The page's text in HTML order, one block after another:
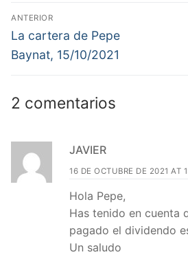
Navegación
de
entradas
ANTERIOR
Entrada
anterior:
La cartera de Pepe
Baynat, 15/10/2021
2 comentarios
JAVIER
16 DE OCTUBRE DE 2021 AT
Hola Pepe,
Has tenido en cuenta
pagado el dividendo
Un saludo